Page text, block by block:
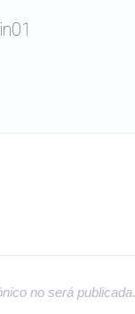
no será publicada.